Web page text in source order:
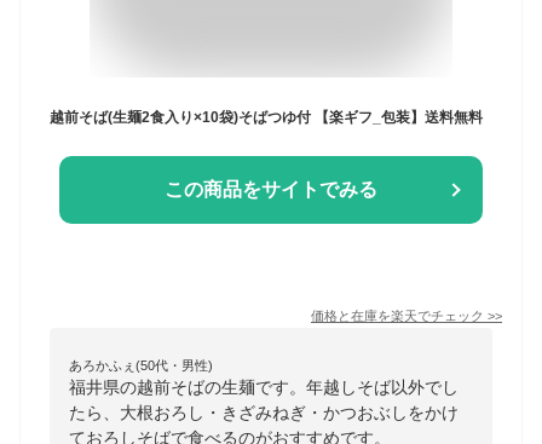
越前そば(生麺2食入り×10袋)そばつゆ付 【楽ギフ_包装】送料無料
この商品をサイトでみる
価格と在庫を楽天でチェック >>
あろかふぇ(50代・男性)
福井県の越前そばの生麺です。年越しそば以外でし
たら、大根おろし・きざみねぎ・かつおぶしをかけ
ておろしそばで食べるのがおすすめです。